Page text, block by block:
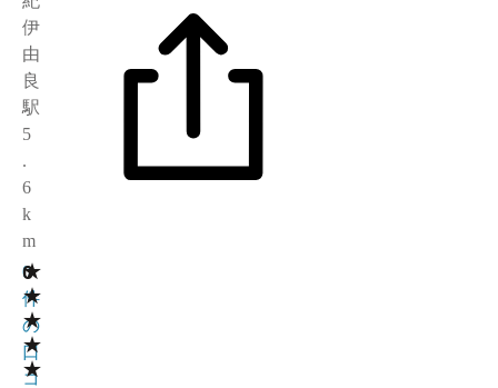
伊
由
良
駅
5
.
6
k
m
★
★
★
★
★
0
0
件
の
口
コ